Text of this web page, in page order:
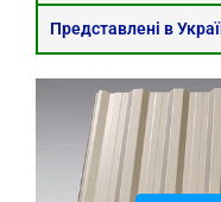
Представлені в